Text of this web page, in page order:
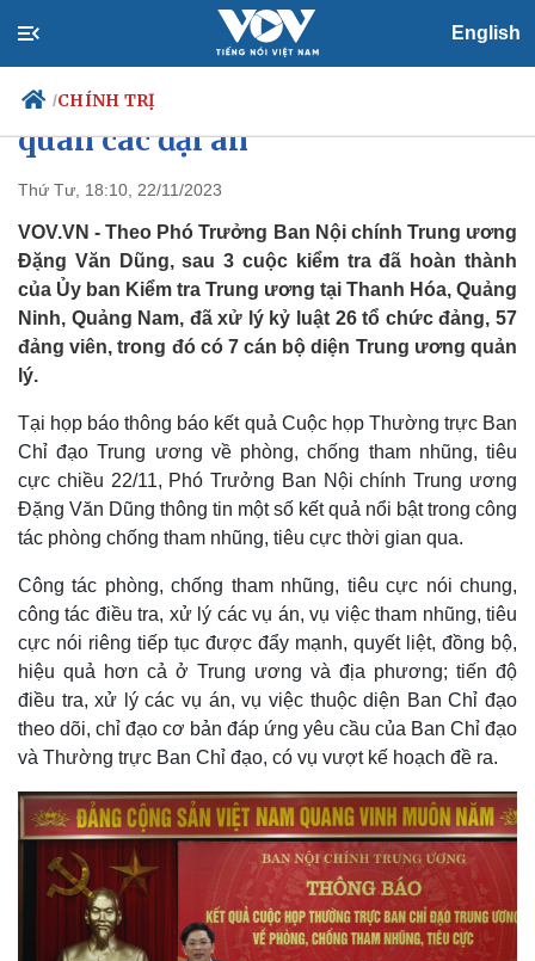
English
/CHÍNH TRỊ
Chính trị
Đảng
Tổ chức nhân sự
Quốc hội
Nhận diện sự thật
Xã hội
Tin 24h
Dự báo thời tiết
Giáo dục
Dấu ấn VOV
Việc làm
Thế giới
Quan sát
Cuộc sống đó đây
Hồ sơ
Multimedia
Video
Ảnh
E-Magazine
Infographic
7 cán bộ diện Trung ương quản
lý bị kỷ luật sau kiểm tra liên
quan các đại án
Thứ Tư, 18:10, 22/11/2023
VOV.VN - Theo Phó Trưởng Ban Nội chính Trung ương
Đặng Văn Dũng, sau 3 cuộc kiểm tra đã hoàn thành
của Ủy ban Kiểm tra Trung ương tại Thanh Hóa, Quảng
Ninh, Quảng Nam, đã xử lý kỷ luật 26 tổ chức đảng, 57
đảng viên, trong đó có 7 cán bộ diện Trung ương quản
lý.
Tại họp báo thông báo kết quả Cuộc họp Thường trực Ban
Chỉ đạo Trung ương về phòng, chống tham nhũng, tiêu
cực chiều 22/11, Phó Trưởng Ban Nội chính Trung ương
Đặng Văn Dũng thông tin một số kết quả nổi bật trong công
tác phòng chống tham nhũng, tiêu cực thời gian qua.
Công tác phòng, chống tham nhũng, tiêu cực nói chung,
công tác điều tra, xử lý các vụ án, vụ việc tham nhũng, tiêu
cực nói riêng tiếp tục được đẩy mạnh, quyết liệt, đồng bộ,
hiệu quả hơn cả ở Trung ương và địa phương; tiến độ
điều tra, xử lý các vụ án, vụ việc thuộc diện Ban Chỉ đạo
theo dõi, chỉ đạo cơ bản đáp ứng yêu cầu của Ban Chỉ đạo
và Thường trực Ban Chỉ đạo, có vụ vượt kế hoạch đề ra.